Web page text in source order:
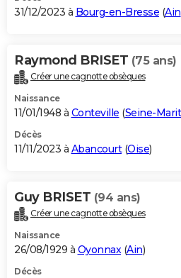
31/12/2023 à Bourg-en-Bresse (Ain
Raymond BRISET (75 ans)
Créer une cagnotte obsèques
Naissance
11/01/1948 à Conteville (Seine-
Décès
11/11/2023 à Abancourt(Oise)
Guy BRISET (94 ans)
Créer une cagnotte obsèques
Naissance
26/08/1929 à Oyonnax (Ain)
Décès